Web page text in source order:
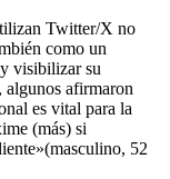
Twitter/X no
como un
visibilizar su
algunos afirmaron
es vital para la
(más) si
52